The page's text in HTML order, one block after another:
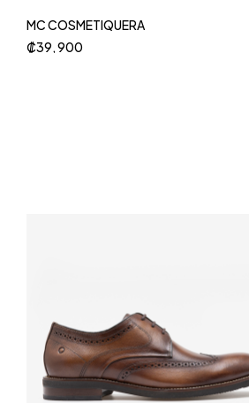
MC COSMETIQUERA
₡39, 900